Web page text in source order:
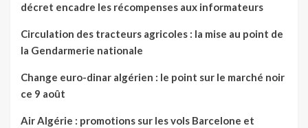
décret encadre les récompenses aux informateurs
Circulation des tracteurs agricoles : la mise au point de
la Gendarmerie nationale
Change euro-dinar algérien : le point sur le marché noir
ce 9 août
Air Algérie : promotions sur les vols Barcelone et